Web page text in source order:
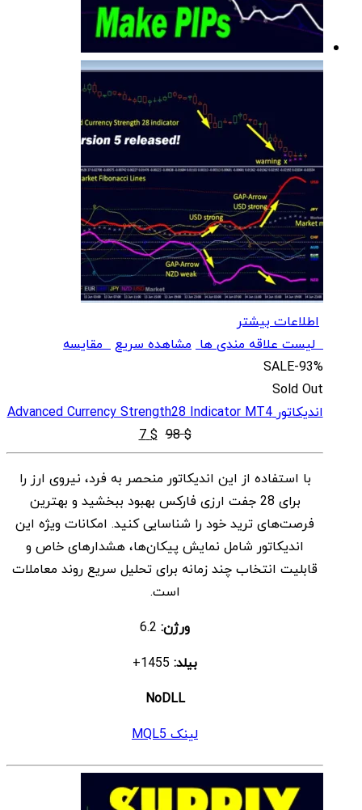
اطلاعات بیشتر
لیست علاقه مندی ها مشاهده سریعمقایسه
SALE-93%
Sold Out
اندیکاتور Advanced Currency Strength28 Indicator MT4
$
98
قیمت
اصلی
$ 98
بود.
$
7 قیمت
فعلی
$ 7
است.
با استفاده از این اندیکاتور منحصر به فرد، نیروی ارز را
برای 28 جفت ارزی فارکس بهبود ببخشید و بهترین
فرصت‌های ترید خود را شناسایی کنید. امکانات ویژه این
اندیکاتور شامل نمایش پیکان‌ها، هشدارهای خاص و
قابلیت انتخاب چند زمانه برای تحلیل سریع روند معاملات
است.
ورژن:
بیلد:
NoDLL
لینک MQL5